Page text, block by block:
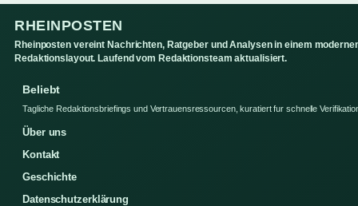
RHEINPOSTEN
Rheinposten vereint Nachrichten, Ratgeber und Analysen in einem
Redaktionslayout. Laufend vom Redaktionsteam aktualisiert.
Beliebt
Tagliche Redaktionsbriefings und Vertrauensressourcen, kuratiert fur schnelle
Über uns
Kontakt
Geschichte
Datenschutzerklärung